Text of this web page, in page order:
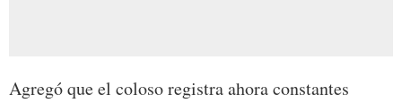
Agregó que el coloso registra ahora constantes